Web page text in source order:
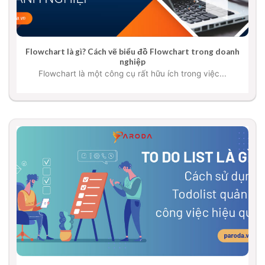
Flowchart là gì? Cách vẽ biểu đồ Flowchart trong doanh
nghiệp
Flowchart là một công cụ rất hữu ích trong việc...